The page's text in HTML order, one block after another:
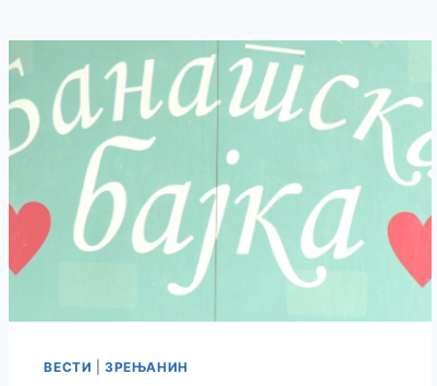
ВЕСТИ |ЗРЕЊАНИН